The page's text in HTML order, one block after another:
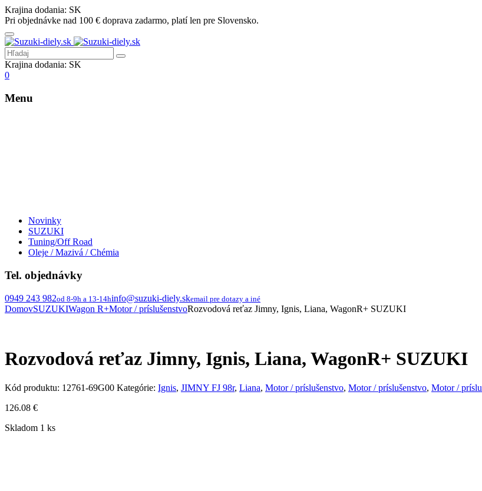
Krajina dodania: SK
Pri objednávke nad 100 € doprava zadarmo, platí len pre Slovensko.
Krajina dodania: SK
0
Menu
Novinky
SUZUKI
Tuning/Off Road
Oleje / Mazivá / Chémia
Tel. objednávky
0949 243 982od 8-9h a 13-14hinfo@suzuki-diely.skemail pre dotazy a iné
DomovSUZUKIWagon R+Motor / príslušenstvoRozvodová reťaz Jimny, Ignis, Liana, WagonR+ SUZUKI
Rozvodová reťaz Jimny, Ignis, Liana, WagonR+ SUZUKI
Kód produktu: 12761-69G00 Kategórie: Ignis, JIMNY FJ 98r, Liana, Motor / príslušenstvo, Motor / príslušenstvo, Motor /
126.08 €
Skladom 1 ks